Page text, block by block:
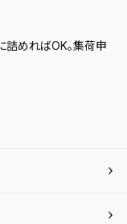
詰めればOK。集荷申